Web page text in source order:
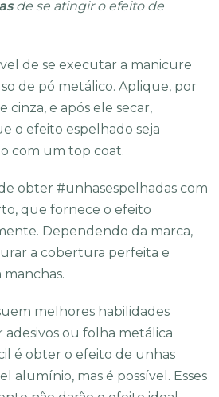
de se atingir o efeito de
de se executar a manicure
de pó metálico. Aplique, por
cinza, e após ele secar,
o efeito espelhado seja
com um top coat.
obter #unhasespelhadas com
que fornece o efeito
Dependendo da marca,
a cobertura perfeita e
melhores habilidades
adesivos ou folha metálica
é obter o efeito de unhas
alumínio, mas é possível. Esses